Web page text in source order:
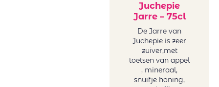
Juchepie
Jarre – 75cl
De Jarre van
Juchepie is zeer
zuiver,met
toetsen van appel
, mineraal,
snuifje honing,